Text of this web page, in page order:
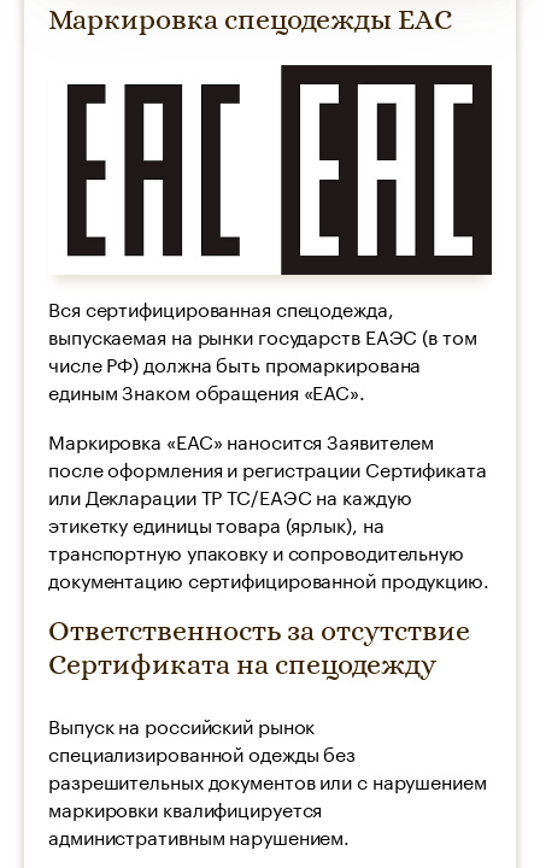
Маркировка спецодежды ЕАС
Вся сертифицированная спецодежда,
выпускаемая на рынки государств ЕАЭС (в том
числе РФ) должна быть промаркирована
единым Знаком обращения «ЕАС».
Маркировка «ЕАС» наносится Заявителем
после оформления и регистрации Сертификата
или Декларации ТР ТС/ЕАЭС на каждую
этикетку единицы товара (ярлык), на
транспортную упаковку и сопроводительную
документацию сертифицированной продукцию.
Ответственность за отсутствие
Сертификата на спецодежду
Выпуск на российский рынок
специализированной одежды без
разрешительных документов или с нарушением
маркировки квалифицируется
административным нарушением.